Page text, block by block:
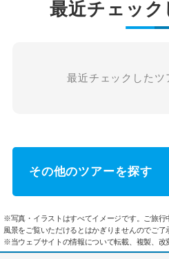
最近チェッ
最近チェックしたツ
その他のツアーを探す
※写真・イラストはすべてイメージです。ご旅行
風景をご覧いただけるとはかぎりませんのでご了
※当ウェブサイトの情報について転載、複製、改